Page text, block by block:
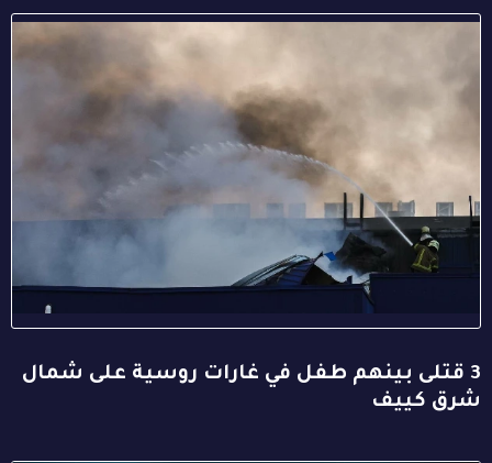
3 قتلى بينهم طفل في غارات روسية على شمال
شرق كييف